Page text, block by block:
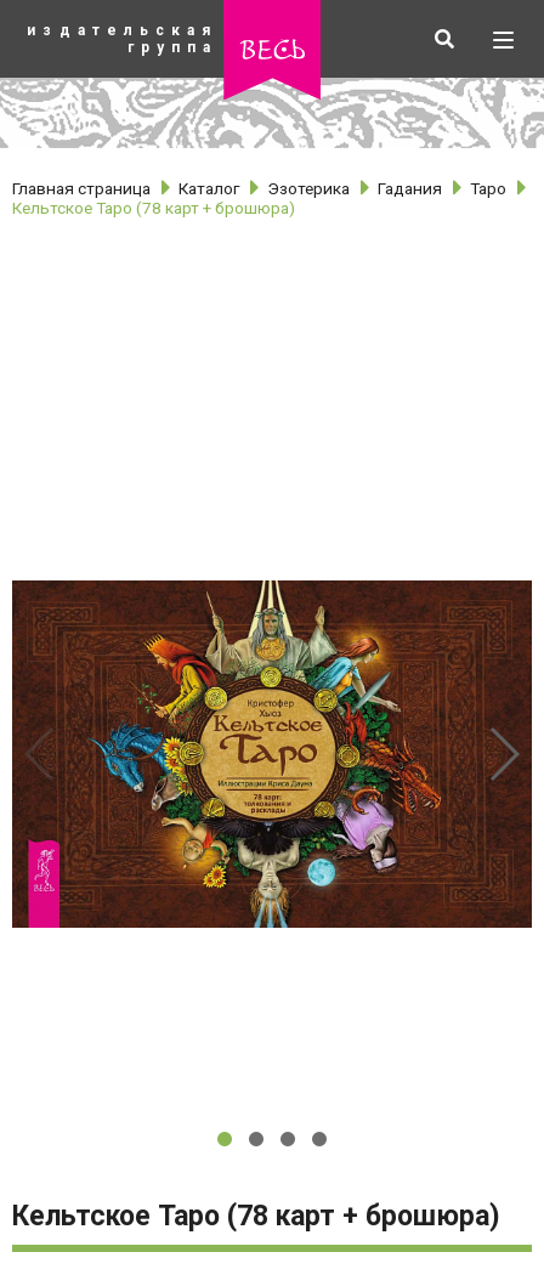
основному
издательская
группа
весь Искать
Главная страница Каталог Эзотерика Гадания
Таро
Кельтское Таро (78 карт + брошюра)
Кельтское Таро (78 карт + брошюра)